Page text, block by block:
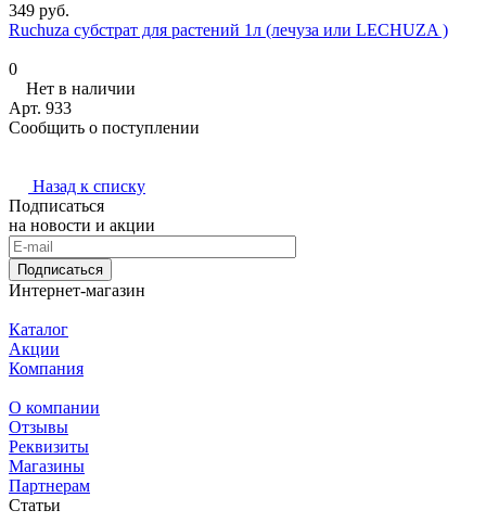
349 руб.
Ruchuza субстрат для растений 1л (лечуза или LECHUZA )
0
Нет в наличии
Арт. 933
Сообщить о поступлении
Назад к списку
Подписаться
на новости и акции
Подписаться
Интернет-магазин
Каталог
Акции
Компания
О компании
Отзывы
Реквизиты
Магазины
Партнерам
Статьи